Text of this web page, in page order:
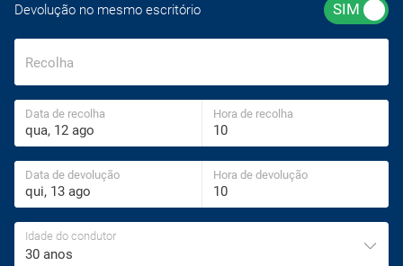
Devolução no mesmo escritório
Recolha
Data de recolha Hora de recolha
Data de devolução Hora de devolução
Idade do condutor
30 anos